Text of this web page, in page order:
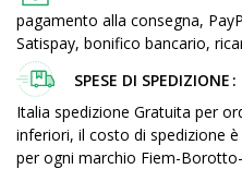
pagamento alla consegna,
Satispay, bonifico bancario,
SPESE DI SPEDIZIONE
Italia spedizione Gratuita per
inferiori, il costo di spedizione
per ogni marchio Fiem-